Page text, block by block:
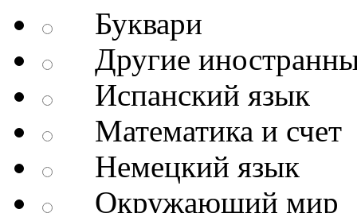
Буквари
Другие
Испанский язык
Математика и счет
Немецкий язык
Окружающий мир